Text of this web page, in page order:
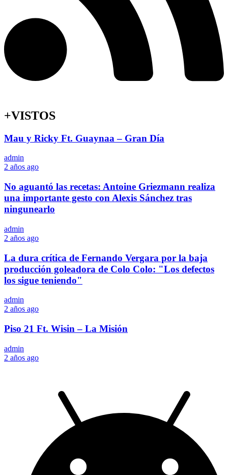
+VISTOS
Mau y Ricky Ft. Guaynaa – Gran Día
admin
2 años ago
No aguantó las recetas: Antoine Griezmann realiza
una importante gesto con Alexis Sánchez tras
ningunearlo
admin
2 años ago
La dura crítica de Fernando Vergara por la baja
producción goleadora de Colo Colo: "Los defectos
los sigue teniendo"
admin
2 años ago
Piso 21 Ft. Wisin – La Misión
admin
2 años ago